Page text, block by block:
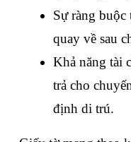
Sự ràng buộc
quay về sau
Khả năng tài
trả cho
định di trú.